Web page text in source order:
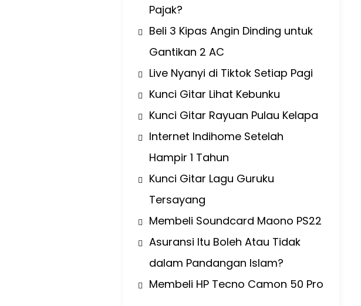
Pajak?
Beli 3 Kipas Angin Dinding untuk
Gantikan 2 AC
Live Nyanyi di Tiktok Setiap Pagi
Kunci Gitar Lihat Kebunku
Kunci Gitar Rayuan Pulau Kelapa
Internet Indihome Setelah
Hampir 1 Tahun
Kunci Gitar Lagu Guruku
Tersayang
Membeli Soundcard Maono PS22
Asuransi Itu Boleh Atau Tidak
dalam Pandangan Islam?
Membeli HP Tecno Camon 50 Pro